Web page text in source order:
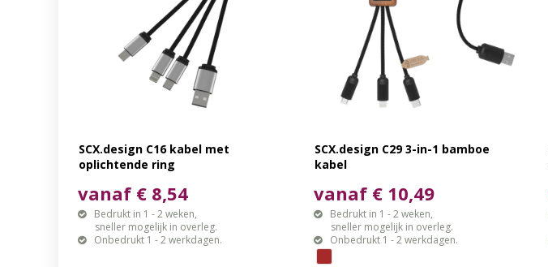
SCX.design C16 kabel met
oplichtende ring
vanaf € 8,54
Bedrukt in 1 - 2 weken,
sneller mogelijk in overleg.
Onbedrukt 1 - 2 werkdagen.
SCX.design C29 3-in-1 bamboe
kabel
vanaf € 10,49
Bedrukt in 1 - 2 weken,
sneller mogelijk in overleg.
Onbedrukt 1 - 2 werkdagen.